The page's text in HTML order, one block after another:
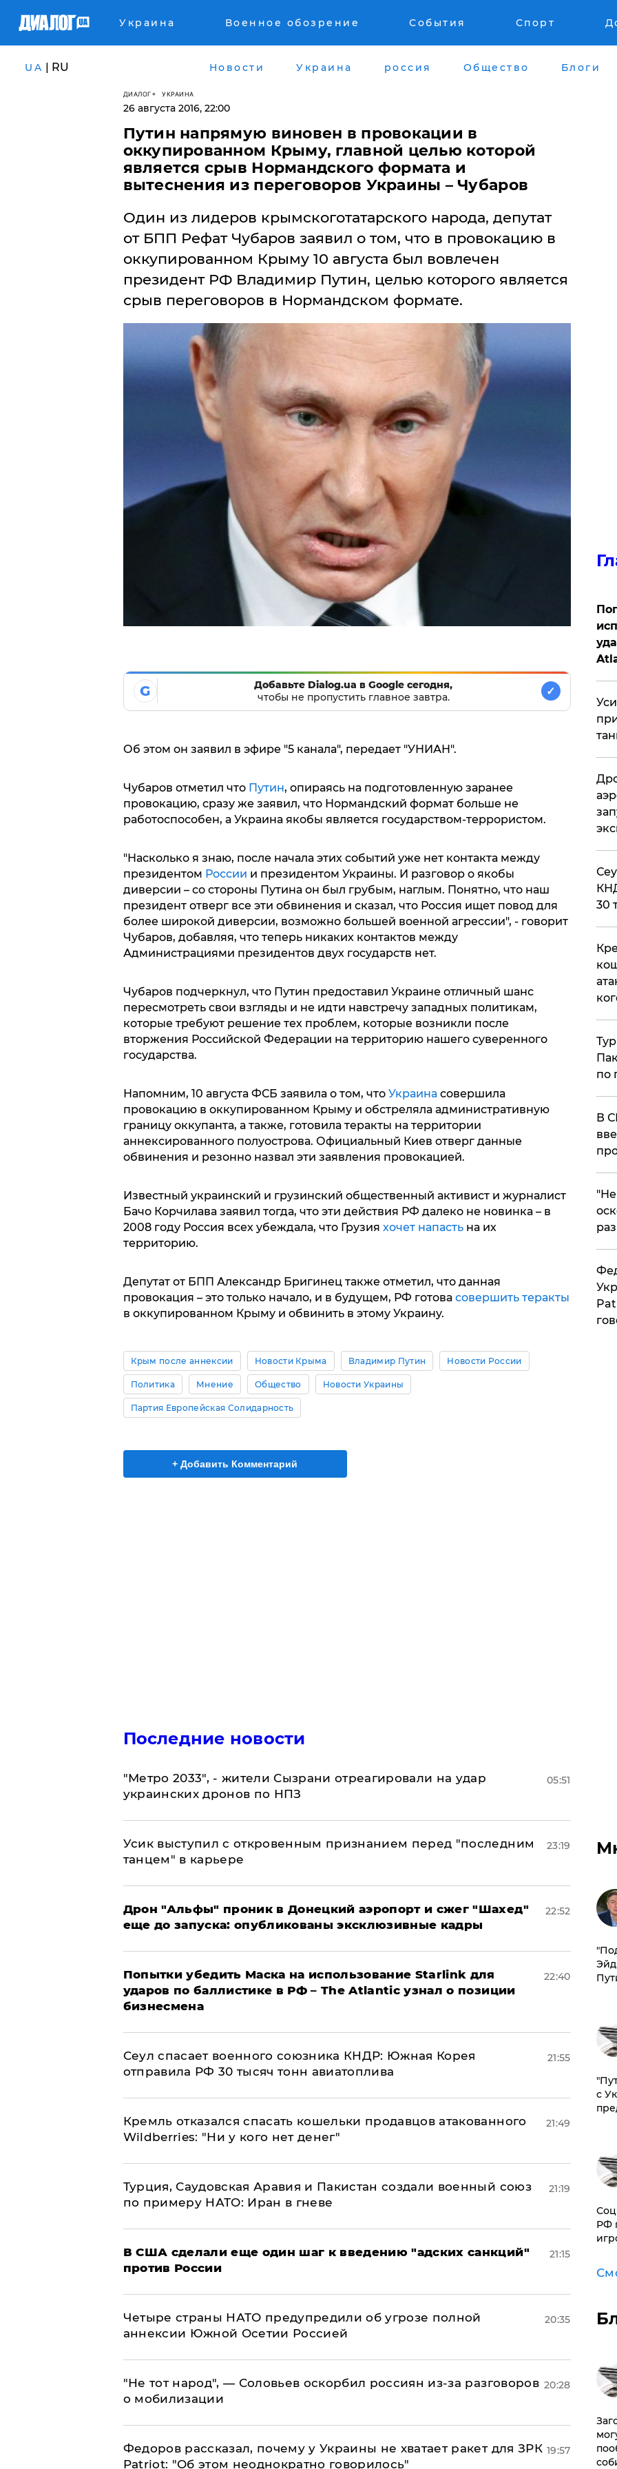
Украина Военное обозрение События Спорт
UA | RU Новости Украина россия Общество Блоги
ДИАЛОГ УКРАИНА
26 августа 2016, 22:00
Путин напрямую виновен в провокации в
оккупированном Крыму, главной целью которой
является срыв Нормандского формата и
вытеснения из переговоров Украины – Чубаров
Один из лидеров крымскоготатарского народа, депутат
от БПП Рефат Чубаров заявил о том, что в провокацию в
оккупированном Крыму 10 августа был вовлечен
президент РФ Владимир Путин, целью которого является
срыв переговоров в Нормандском формате.
G
Добавьте Dialog.ua в Google сегодня,
чтобы не пропустить главное завтра.
✓
Об этом он заявил в эфире "5 канала", передает "УНИАН".
Чубаров отметил что Путин, опираясь на подготовленную заранее
провокацию, сразу же заявил, что Нормандский формат больше не
работоспособен, а Украина якобы является государством-террористом.
"Насколько я знаю, после начала этих событий уже нет контакта между
президентом России и президентом Украины. И разговор о якобы
диверсии – со стороны Путина он был грубым, наглым. Понятно, что наш
президент отверг все эти обвинения и сказал, что Россия ищет повод для
более широкой диверсии, возможно большей военной агрессии", - говорит
Чубаров, добавляя, что теперь никаких контактов между
Администрациями президентов двух государств нет.
Чубаров подчеркнул, что Путин предоставил Украине отличный шанс
пересмотреть свои взгляды и не идти навстречу западных политикам,
которые требуют решение тех проблем, которые возникли после
вторжения Российской Федерации на территорию нашего суверенного
государства.
Напомним, 10 августа ФСБ заявила о том, что Украинасовершила
провокацию в оккупированном Крыму и обстреляла административную
границу оккупанта, а также, готовила теракты на территории
аннексированного полуострова. Официальный Киев отверг данные
обвинения и резонно назвал эти заявления провокацией.
Известный украинский и грузинский общественный активист и журналист
Бачо Корчилава заявил тогда, что эти действия РФ далеко не новинка – в
2008 году Россия всех убеждала, что Грузия хочет напастьна их
территорию.
Депутат от БПП Александр Бригинец также отметил, что данная
провокация – это только начало, и в будущем, РФ готова совершить теракты
в оккупированном Крыму и обвинить в этому Украину.
Крым после аннексии Новости Крыма Владимир Путин Новости России
Политика Мнение Общество Новости Украины
Партия Европейская Солидарность
+ Добавить Комментарий
Последние новости
"Метро 2033", - жители Сызрани отреагировали на удар
украинских дронов по НПЗ
05:51
Усик выступил с откровенным признанием перед "последним
танцем" в карьере
23:19
Дрон "Альфы" проник в Донецкий аэропорт и сжег "Шахед"
еще до запуска: опубликованы эксклюзивные кадры
22:52
Попытки убедить Маска на использование Starlink для
ударов по баллистике в РФ – The Atlantic узнал о позиции
бизнесмена
22:40
​Сеул спасает военного союзника КНДР: Южная Корея
отправила РФ 30 тысяч тонн авиатоплива
21:55
Кремль отказался спасать кошельки продавцов атакованного
Wildberries: "Ни у кого нет денег"
21:49
Турция, Саудовская Аравия и Пакистан создали военный союз
по примеру НАТО: Иран в гневе
21:19
В США сделали еще один шаг к введению "адских санкций"
против России
21:15
Четыре страны НАТО предупредили об угрозе полной
аннексии Южной Осетии Россией
20:35
​"Не тот народ", — Соловьев оскорбил россиян из-за разговоров
о мобилизации
20:28
Федоров рассказал, почему у Украины не хватает ракет для ЗРК
Patriot: "Об этом неоднократно говорилось"
19:57
30
по
В
с
РФ